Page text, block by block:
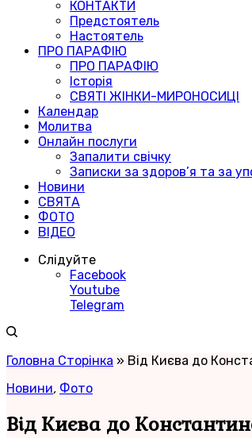
КОНТАКТИ
Предстоятель
Настоятель
ПРО ПАРАФІЮ
ПРО ПАРАФІЮ
Історія
СВЯТІ ЖІНКИ-МИРОНОСИЦІ
Календар
Молитва
Онлайн послуги
Запалити свічку
Записки за здоров’я та за
Новини
СВЯТА
ФОТО
ВІДЕО
Слідуйте
Facebook
Youtube
Telegram
Головна Сторінка » Від Києва до
Новини, Фото
Від Києва до